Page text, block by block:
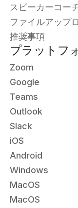
スピーカーコー
ファイルアップ
推奨事項
プラットフ
Zoom
Google
Teams
Outlook
Slack
iOS
Android
Windows
MacOS
MacOS